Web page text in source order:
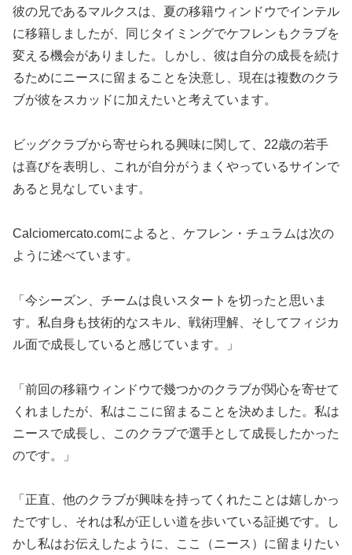
彼の兄であるマルクスは、夏の移籍ウィンドウでインテル
に移籍しましたが、同じタイミングでケフレンもクラブを
変える機会がありました。しかし、彼は自分の成長を続け
るためにニースに留まることを決意し、現在は複数のクラ
ブが彼をスカッドに加えたいと考えています。
ビッグクラブから寄せられる興味に関して、22歳の若手
は喜びを表明し、これが自分がうまくやっているサインで
あると見なしています。
Calciomercato.comによると、ケフレン・チュラムは次の
ように述べています。
「今シーズン、チームは良いスタートを切ったと思いま
す。私自身も技術的なスキル、戦術理解、そしてフィジカ
ル面で成長していると感じています。」
「前回の移籍ウィンドウで幾つかのクラブが関心を寄せて
くれましたが、私はここに留まることを決めました。私は
ニースで成長し、このクラブで選手として成長したかった
のです。」
「正直、他のクラブが興味を持ってくれたことは嬉しかっ
たですし、それは私が正しい道を歩いている証拠です。し
かし私はお伝えしたように、ここ（ニース）に留まりたい